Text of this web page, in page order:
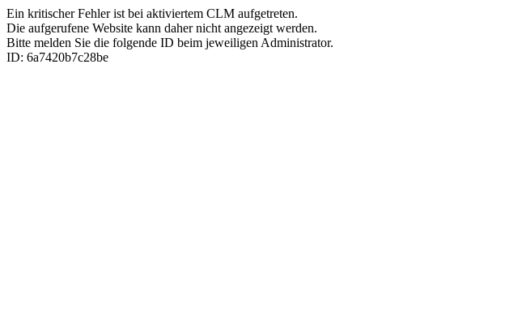
Ein kritischer Fehler ist bei aktiviertem CLM aufgetreten.
Die aufgerufene Website kann daher nicht angezeigt werden.
Bitte melden Sie die folgende ID beim jeweiligen Administrator.
ID: 6a7420b7c28be